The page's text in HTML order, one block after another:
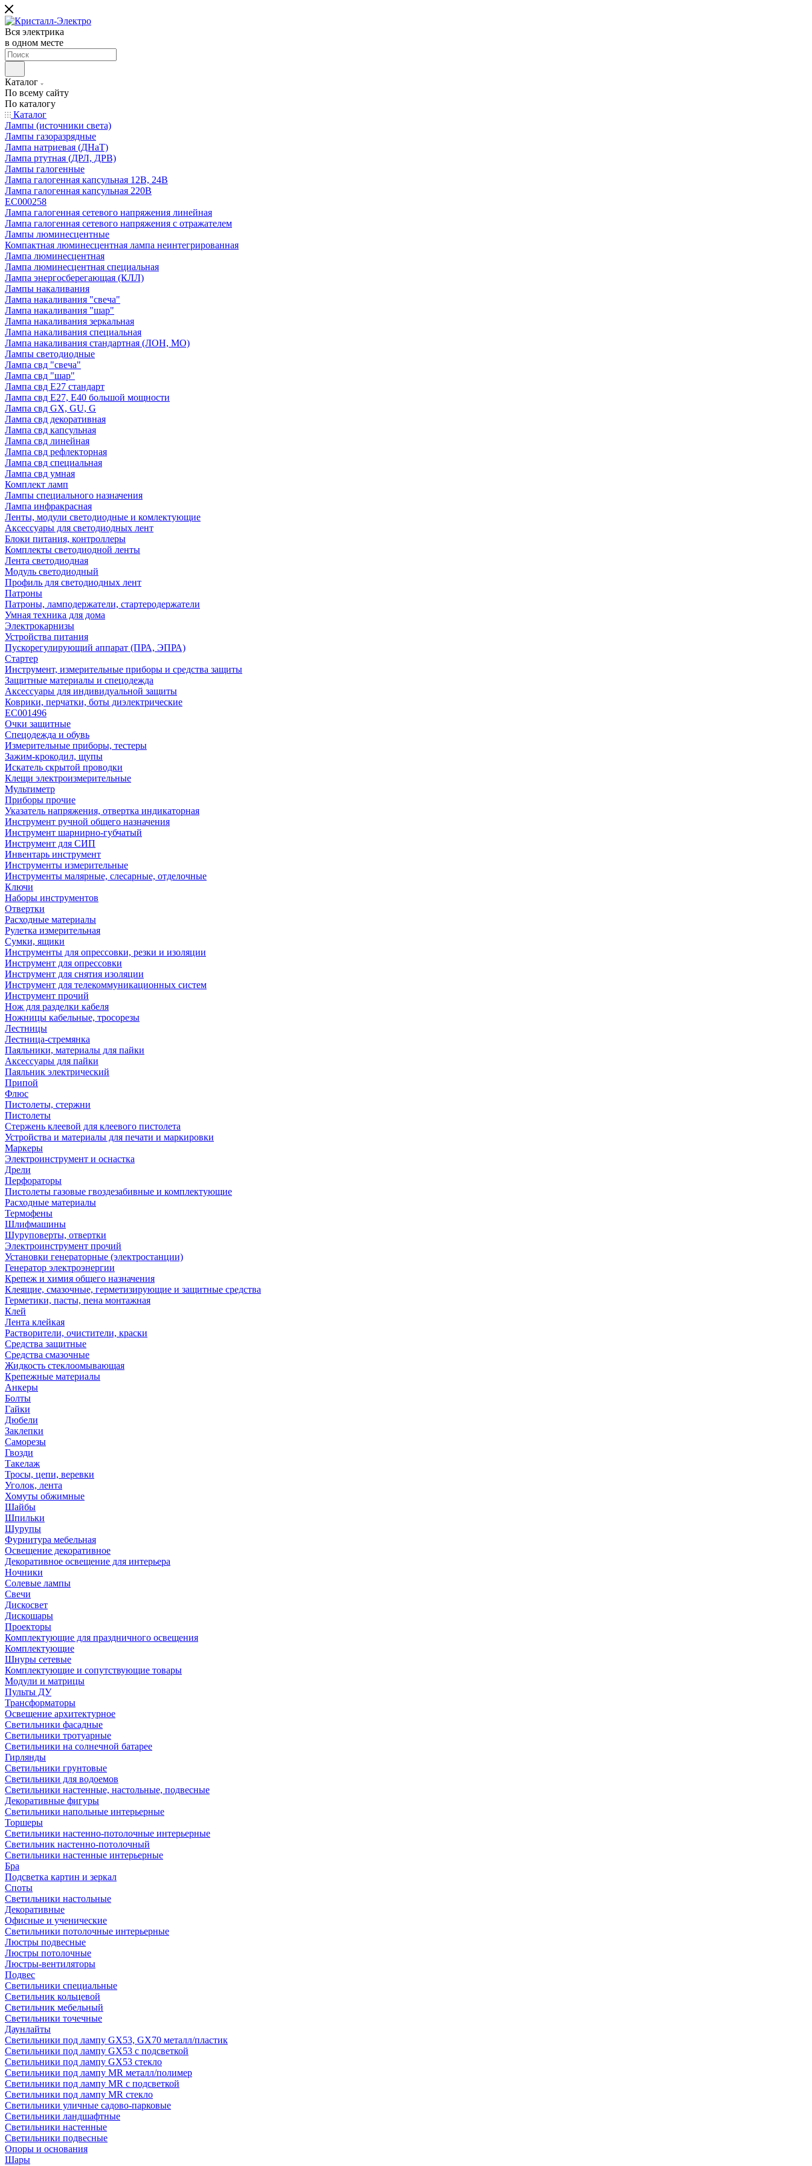
Вся электрика
в одном месте
Каталог
По всему сайту
По каталогу
Каталог
Лампы (источники света)
Лампы газоразрядные
Лампа натриевая (ДНаТ)
Лампа ртутная (ДРЛ, ДРВ)
Лампы галогенные
Лампа галогенная капсульная 12В, 24В
Лампа галогенная капсульная 220В
EC000258
Лампа галогенная сетевого напряжения линейная
Лампа галогенная сетевого напряжения с отражателем
Лампы люминесцентные
Компактная люминесцентная лампа неинтегрированная
Лампа люминесцентная
Лампа люминесцентная специальная
Лампа энергосберегающая (КЛЛ)
Лампы накаливания
Лампа накаливания "свеча"
Лампа накаливания "шар"
Лампа накаливания зеркальная
Лампа накаливания специальная
Лампа накаливания стандартная (ЛОН, МО)
Лампы светодиодные
Лампа свд "свеча"
Лампа свд "шар"
Лампа свд E27 стандарт
Лампа свд E27, Е40 большой мощности
Лампа свд GX, GU, G
Лампа свд декоративная
Лампа свд капсульная
Лампа свд линейная
Лампа свд рефлекторная
Лампа свд специальная
Лампа свд умная
Комплект ламп
Лампы специального назначения
Лампа инфракрасная
Ленты, модули светодиодные и комлектующие
Аксессуары для светодиодных лент
Блоки питания, контроллеры
Комплекты светодиодной ленты
Лента светодиодная
Модуль светодиодный
Профиль для светодиодных лент
Патроны
Патроны, ламподержатели, стартеродержатели
Умная техника для дома
Электрокарнизы
Устройства питания
Пускорегулирующий аппарат (ПРА, ЭПРА)
Стартер
Инструмент, измерительные приборы и средства защиты
Защитные материалы и спецодежда
Аксессуары для индивидуальной защиты
Коврики, перчатки, боты диэлектрические
EC001496
Очки защитные
Спецодежда и обувь
Измерительные приборы, тестеры
Зажим-крокодил, щупы
Искатель скрытой проводки
Клещи электроизмерительные
Мультиметр
Приборы прочие
Указатель напряжения, отвертка индикаторная
Инструмент ручной общего назначения
Инструмент шарнирно-губчатый
Инструмент для СИП
Инвентарь инструмент
Инструменты измерительные
Инструменты малярные, слесарные, отделочные
Ключи
Наборы инструментов
Отвертки
Расходные материалы
Рулетка измерительная
Сумки, ящики
Инструменты для опрессовки, резки и изоляции
Инструмент для опрессовки
Инструмент для снятия изоляции
Инструмент для телекоммуникационных систем
Инструмент прочий
Нож для разделки кабеля
Ножницы кабельные, тросорезы
Лестницы
Лестница-стремянка
Паяльники, материалы для пайки
Аксессуары для пайки
Паяльник электрический
Припой
Флюс
Пистолеты, стержни
Пистолеты
Стержень клеевой для клеевого пистолета
Устройства и материалы для печати и маркировки
Маркеры
Электроинструмент и оснастка
Дрели
Перфораторы
Пистолеты газовые гвоздезабивные и комплектующие
Расходные материалы
Термофены
Шлифмашины
Шуруповерты, отвертки
Электроинструмент прочий
Установки генераторные (электростанции)
Генератор электроэнергии
Крепеж и химия общего назначения
Клеящие, смазочные, герметизирующие и защитные средства
Герметики, пасты, пена монтажная
Клей
Лента клейкая
Растворители, очистители, краски
Средства защитные
Средства смазочные
Жидкость стеклоомывающая
Крепежные материалы
Анкеры
Болты
Гайки
Дюбели
Заклепки
Саморезы
Гвозди
Такелаж
Тросы, цепи, веревки
Уголок, лента
Хомуты обжимные
Шайбы
Шпильки
Шурупы
Фурнитура мебельная
Освещение декоративное
Декоративное освещение для интерьера
Ночники
Солевые лампы
Свечи
Дискосвет
Дискошары
Проекторы
Комплектующие для праздничного освещения
Комплектующие
Шнуры сетевые
Комплектующие и сопутствующие товары
Модули и матрицы
Пульты ДУ
Трансформаторы
Освещение архитектурное
Светильники фасадные
Светильники тротуарные
Светильники на солнечной батарее
Гирлянды
Светильники грунтовые
Светильники для водоемов
Светильники настенные, настольные, подвесные
Декоративные фигуры
Светильники напольные интерьерные
Торшеры
Светильники настенно-потолочные интерьерные
Светильник настенно-потолочный
Светильники настенные интерьерные
Бра
Подсветка картин и зеркал
Споты
Светильники настольные
Декоративные
Офисные и ученические
Светильники потолочные интерьерные
Люстры подвесные
Люстры потолочные
Люстры-вентиляторы
Подвес
Светильники специальные
Светильник кольцевой
Светильник мебельный
Светильники точечные
Даунлайты
Светильники под лампу GX53, GX70 металл/пластик
Светильники под лампу GX53 с подсветкой
Светильники под лампу GX53 стекло
Светильники под лампу MR металл/полимер
Светильники под лампу MR с подсветкой
Светильники под лампу MR стекло
Светильники уличные садово-парковые
Светильники ландшафтные
Светильники настенные
Светильники подвесные
Опоры и основания
Шары